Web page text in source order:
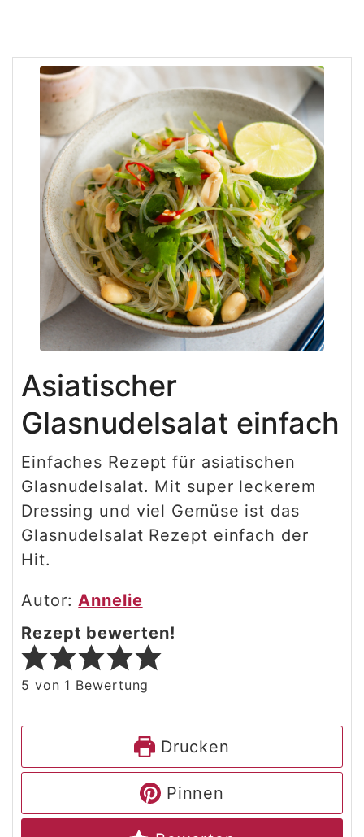
Asiatischer
Glasnudelsalat einfach
Einfaches Rezept für asiatischen
Glasnudelsalat. Mit super leckerem
Dressing und viel Gemüse ist das
Glasnudelsalat Rezept einfach der
Hit.
Autor:Annelie
Rezept bewerten!
5 von 1 Bewertung
Drucken
Pinnen